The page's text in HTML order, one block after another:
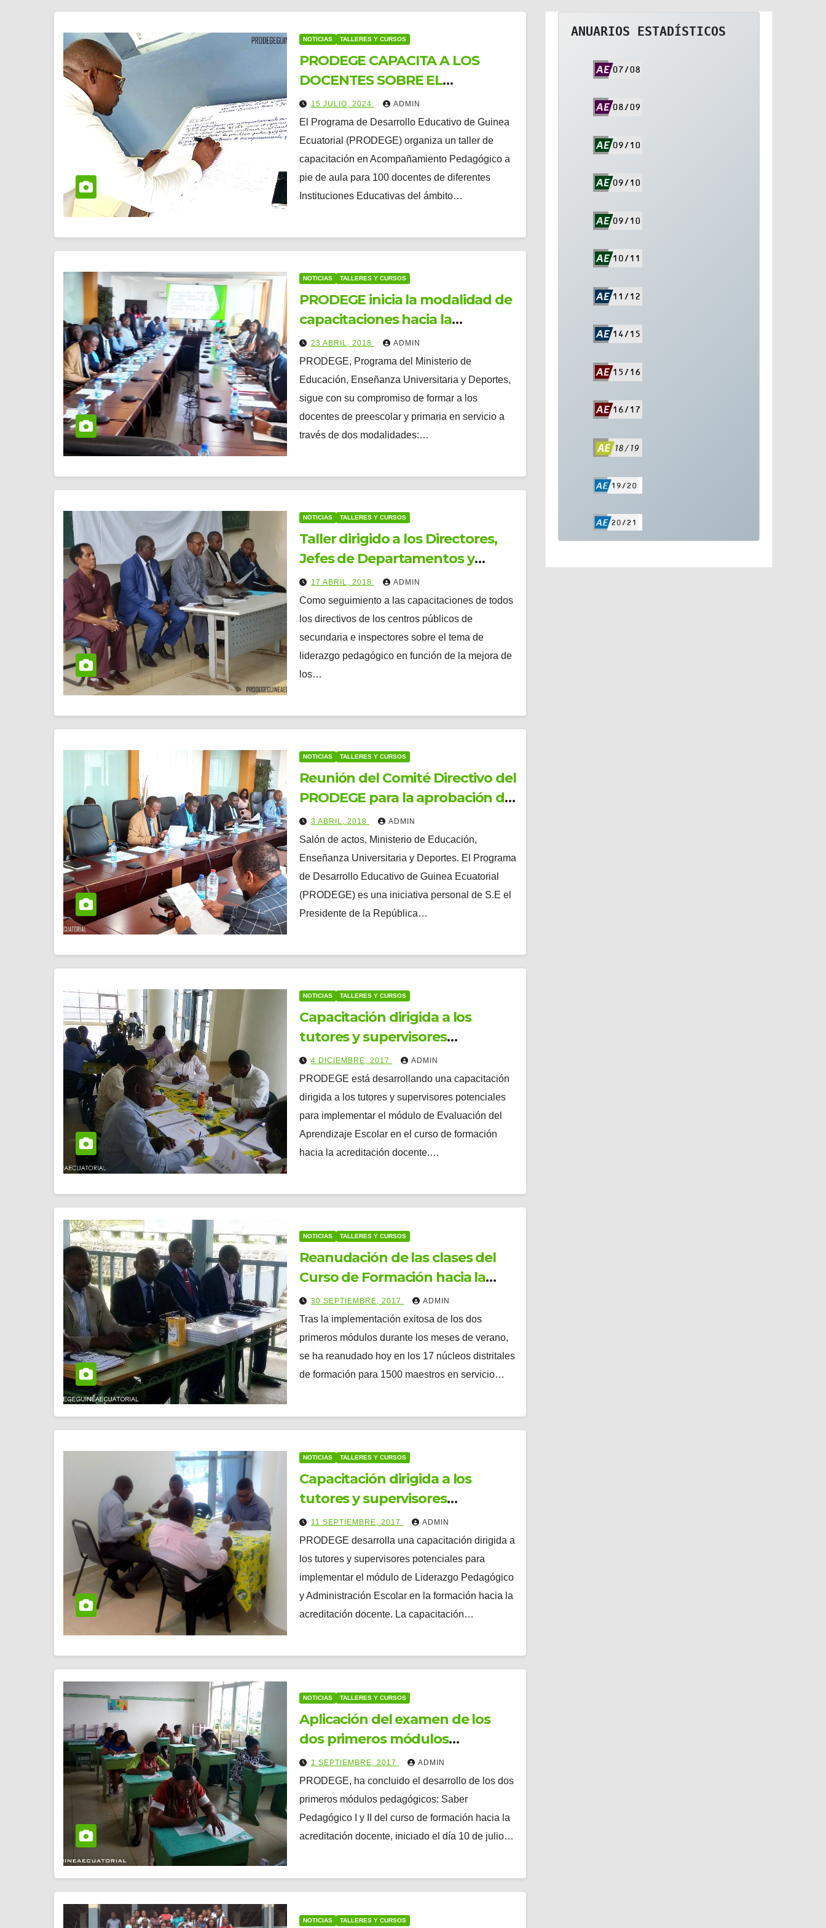
NOTICIAS TALLERES Y CURSOS
PRODEGE CAPACITA A LOS
DOCENTES SOBRE EL
ACOMPAÑAMIENTO
PEDAGÓGICO A PIE DE AULA
DEL 15 AL 20 DE JULIO 2024 EN
BATA Y MALABO
15 JULIO, 2024 ADMIN
El Programa de Desarrollo Educativo de Guinea
Ecuatorial (PRODEGE) organiza un taller de
capacitación en Acompañamiento Pedagógico a
pie de aula para 100 docentes de diferentes
Instituciones Educativas del ámbito…
NOTICIAS TALLERES Y CURSOS
PRODEGE inicia la modalidad de
capacitaciones hacia la
obtención del Certificado de
Aptitud Pedagógica (CAP) a
través de los círculos/redes
docentes con un taller dirigido a
los coordinadores y secretarios
de circulos/redes y los
preescolar.
23 ABRIL, 2018 ADMIN
PRODEGE, Programa del Ministerio de
Educación, Enseñanza Universitaria y Deportes,
sigue con su compromiso de formar a los
docentes de preescolar y primaria en servicio a
través de dos modalidades:…
NOTICIAS TALLERES Y CURSOS
Taller dirigido a los Directores,
Jefes de Departamentos y
algunos docentes
experimentados de los centros
públicos de secundaria de todo
el país sobre las metodologías
actualizadas de la enseñanza de
Ciencias Naturales.
17 ABRIL, 2018 ADMIN
Como seguimiento a las capacitaciones de todos
los directivos de los centros públicos de
secundaria e inspectores sobre el tema de
liderazgo pedagógico en función de la mejora de
los…
NOTICIAS TALLERES Y CURSOS
Reunión del Comité Directivo del
PRODEGE para la aprobación del
Plan de Trabajo 2018.
3 ABRIL, 2018 ADMIN
Salón de actos, Ministerio de Educación,
Enseñanza Universitaria y Deportes. El Programa
de Desarrollo Educativo de Guinea Ecuatorial
(PRODEGE) es una iniciativa personal de S.E el
Presidente de la República…
NOTICIAS TALLERES Y CURSOS
Capacitación dirigida a los
tutores y supervisores
potenciales para implementar el
módulo de Evaluación del
Aprendizaje Escolar en el curso
de formación hacia la
acreditación.
4 DICIEMBRE, 2017 ADMIN
PRODEGE está desarrollando una capacitación
dirigida a los tutores y supervisores potenciales
para implementar el módulo de Evaluación del
Aprendizaje Escolar en el curso de formación
hacia la acreditación docente.…
NOTICIAS TALLERES Y CURSOS
Reanudación de las clases del
Curso de Formación hacia la
Acreditación.
30 SEPTIEMBRE, 2017 ADMIN
Tras la implementación exitosa de los dos
primeros módulos durante los meses de verano,
se ha reanudado hoy en los 17 núcleos distritales
de formación para 1500 maestros en servicio…
NOTICIAS TALLERES Y CURSOS
Capacitación dirigida a los
tutores y supervisores
potenciales para implementar el
módulo de Liderazgo
Pedagógico y Administración
Escolar en la formación hacia la
acreditación.
11 SEPTIEMBRE, 2017 ADMIN
PRODEGE desarrolla una capacitación dirigida a
los tutores y supervisores potenciales para
implementar el módulo de Liderazgo Pedagógico
y Administración Escolar en la formación hacia la
acreditación docente. La capacitación…
NOTICIAS TALLERES Y CURSOS
Aplicación del examen de los
dos primeros módulos
pedagógicos: Saber Pedagógico
I y II del curso de formación
hacia la acreditación.
1 SEPTIEMBRE, 2017 ADMIN
PRODEGE, ha concluido el desarrollo de los dos
primeros módulos pedagógicos: Saber
Pedagógico I y II del curso de formación hacia la
acreditación docente, iniciado el día 10 de julio…
NOTICIAS TALLERES Y CURSOS